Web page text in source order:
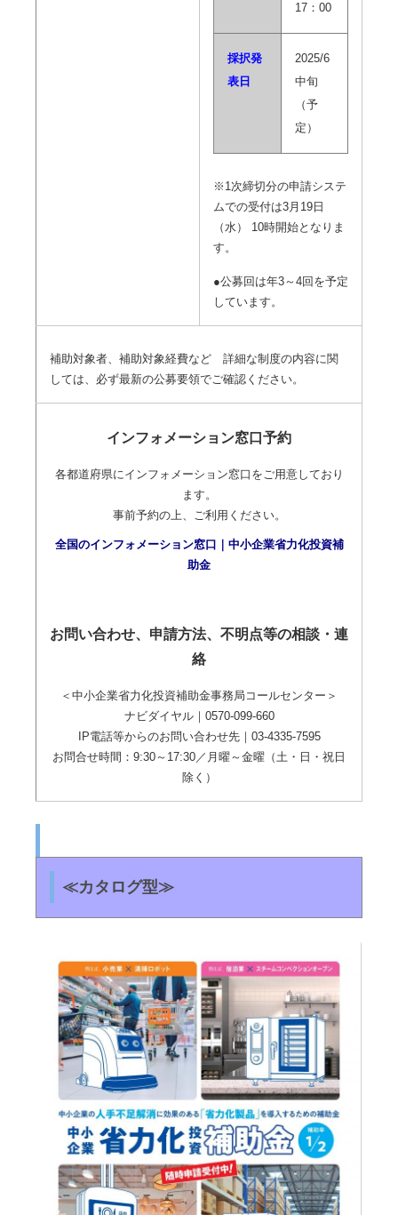
17：00
採択発
表日
2025/6
中旬
（予
定）
※1次締切分の申請システ
ムでの受付は3月19日
（水） 10時開始となりま
す。
●公募回は年3～4回を予定
しています。
補助対象者、補助対象経費など 詳細な制度の内容に関
しては、必ず最新の公募要領でご確認ください。
インフォメーション窓口予約
各都道府県にインフォメーション窓口をご用意しており
ます。
事前予約の上、ご利用ください。
全国のインフォメーション窓口｜中小企業省力化投資補
助金
お問い合わせ、申請方法、不明点等の相談・連
絡
＜中小企業省力化投資補助金事務局コールセンター＞
ナビダイヤル｜0570-099-660
IP電話等からのお問い合わせ先｜03-4335-7595
お問合せ時間：9:30～17:30／月曜～金曜（土・日・祝日
除く）
≪カタログ型≫